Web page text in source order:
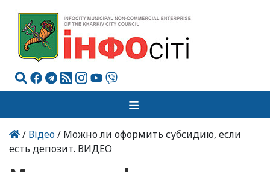
/ Відео/ Можно ли оформить субсидию, если
есть депозит. ВИДЕО